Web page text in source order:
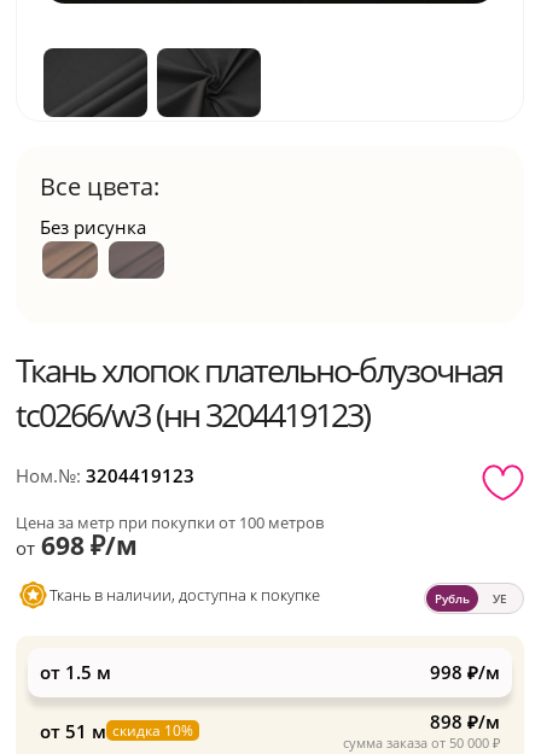
Все цвета:
Без рисунка
Ткань хлопок плательно-блузочная
tc0266/w3 (нн 3204419123)
Ном.№:3204419123
Цена за метр при покупки от 100 метров
от 698 ₽/м
Ткань в наличии, доступна к покупке Рубль УЕ
от 1.5 м 998 ₽/м
от 51 м скидка 10%
сумма заказа от 50 000 ₽
898 ₽/м